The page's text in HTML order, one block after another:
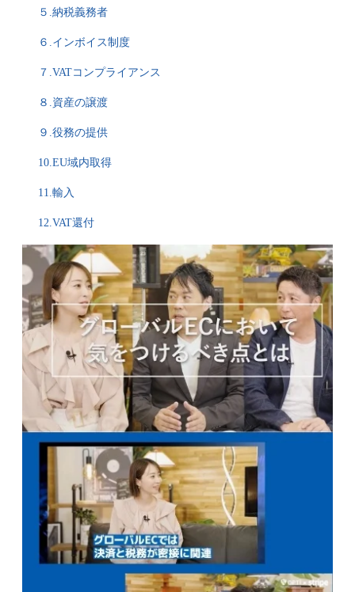
５.納税義務者
６.インボイス制度
７.VATコンプライアンス
８.資産の譲渡
９.役務の提供
10.EU域内取得
11.輸入
12.VAT還付